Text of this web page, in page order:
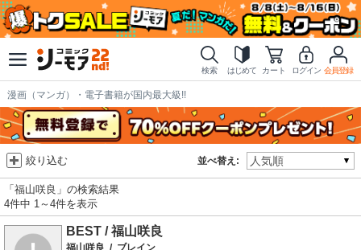
検索 はじめて カート ログイン 会員登録
漫画（マンガ）・電子書籍が国内最大級!!
並べ替え:
絞り込む
「福山咲良」の検索結果
4件中 1～4件を表示
BEST / 福山咲良